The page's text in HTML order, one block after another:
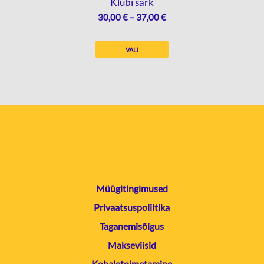
30,00€ – 37,00€HINNAVAHEMIK:
KUNI
37,00 €
VALI
Müügitingimused
Privaatsuspoliitika
Taganemisõigus
Makseviisid